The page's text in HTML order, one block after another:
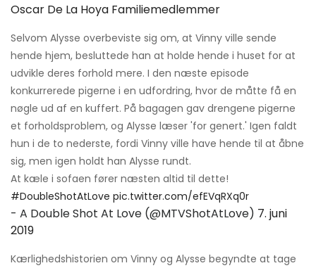
Oscar De La Hoya Familiemedlemmer
Selvom Alysse overbeviste sig om, at Vinny ville sende
hende hjem, besluttede han at holde hende i huset for at
udvikle deres forhold mere. I den næste episode
konkurrerede pigerne i en udfordring, hvor de måtte få en
nøgle ud af en kuffert. På bagagen gav drengene pigerne
et forholdsproblem, og Alysse læser 'for genert.' Igen faldt
hun i de to nederste, fordi Vinny ville have hende til at åbne
sig, men igen holdt han Alysse rundt.
At kæle i sofaen fører næsten altid til dette!
#DoubleShotAtLove pic.twitter.com/efEVqRXq0r
- A Double Shot At Love (@MTVShotAtLove) 7. juni
2019
Kærlighedshistorien om Vinny og Alysse begyndte at tage